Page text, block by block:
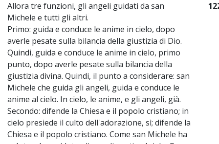
Allora tre funzioni, gli angeli guidati da san
Michele e tutti gli altri.
Primo: guida e conduce le anime in cielo, dopo
averle pesate sulla bilancia della giustizia di Dio.
Quindi, guida e conduce le anime in cielo, primo
punto, dopo averle pesate sulla bilancia della
giustizia divina. Quindi, il punto a considerare: san
Michele che guida gli angeli, guida e conduce le
anime al cielo. In cielo, le anime, e gli angeli, già.
Secondo: difende la Chiesa e il popolo cristiano; in
cielo presiede il culto dell'adorazione, sì; difende la
Chiesa e il popolo cristiano. Come san Michele ha